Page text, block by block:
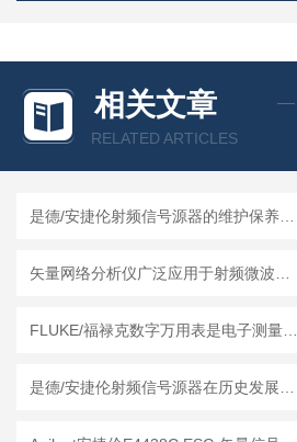
相关文章
RELATED ARTICLES